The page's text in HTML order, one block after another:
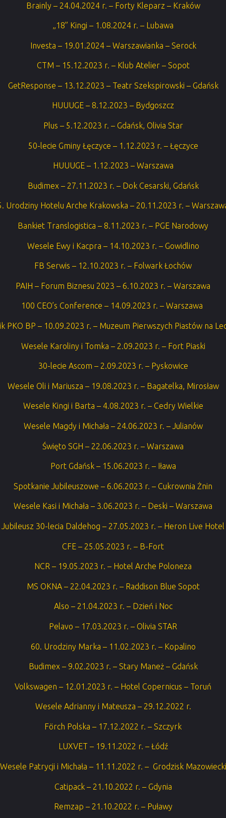
Brainly – 24.04.2024 r. – Forty Kleparz – Kraków
„18” Kingi – 1.08.2024 r. – Lubawa
Investa – 19.01.2024 – Warszawianka – Serock
CTM – 15.12.2023 r. – Klub Atelier – Sopot
GetResponse – 13.12.2023 – Teatr Szekspirowski – Gdańsk
HUUUGE – 8.12.2023 – Bydgoszcz
Plus – 5.12.2023 r. – Gdańsk, Olivia Star
50-lecie Gminy Łęczyce – 1.12.2023 r. – Łęczyce
HUUUGE – 1.12.2023 – Warszawa
Budimex – 27.11.2023 r. – Dok Cesarski, Gdańsk
Urodziny Hotelu Arche Krakowska – 20.11.2023 r. –
Bankiet Translogistica – 8.11.2023 r. – PGE Narodowy
Wesele Ewy i Kacpra – 14.10.2023 r. – Gowidlino
FB Serwis – 12.10.2023 r. – Folwark Łochów
PAIH – Forum Biznesu 2023 – 6.10.2023 r. – Warszawa
100 CEO’s Conference – 14.09.2023 r. – Warszawa
PKO BP – 10.09.2023 r. – Muzeum Pierwszych Piastów na
Wesele Karoliny i Tomka – 2.09.2023 r. – Fort Piaski
30-lecie Ascom – 2.09.2023 r. – Pyskowice
Wesele Oli i Mariusza – 19.08.2023 r. – Bagatelka, Mirosław
Wesele Kingi i Barta – 4.08.2023 r. – Cedry Wielkie
Wesele Magdy i Michała – 24.06.2023 r. – Julianów
Święto SGH – 22.06.2023 r. – Warszawa
Port Gdańsk – 15.06.2023 r. – Iława
Spotkanie Jubileuszowe – 6.06.2023 r. – Cukrownia Żnin
Wesele Kasi i Michała – 3.06.2023 r. – Deski – Warszawa
Jubileusz 30-lecia Daldehog – 27.05.2023 r. – Heron Live Hotel
CFE – 25.05.2023 r. – B-Fort
NCR – 19.05.2023 r. – Hotel Arche Poloneza
MS OKNA – 22.04.2023 r. – Raddison Blue Sopot
Also – 21.04.2023 r. – Dzień i Noc
Pelavo – 17.03.2023 r. – Olivia STAR
60. Urodziny Marka – 11.02.2023 r. – Kopalino
Budimex – 9.02.2023 r. – Stary Maneż – Gdańsk
Volkswagen – 12.01.2023 r. – Hotel Copernicus – Toruń
Wesele Adrianny i Mateusza – 29.12.2022 r.
Förch Polska – 17.12.2022 r. – Szczyrk
LUXVET – 19.11.2022 r. – Łódź
Wesele Patrycji i Michała – 11.11.2022 r. – Grodzisk Mazowiecki
Catipack – 21.10.2022 r. – Gdynia
Remzap – 21.10.2022 r. – Puławy